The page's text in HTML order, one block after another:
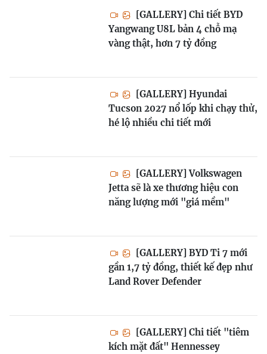
[GALLERY] Chi tiết BYD
Yangwang U8L bản 4 chỗ mạ
vàng thật, hơn 7 tỷ đồng
[GALLERY] Hyundai
Tucson 2027 nổ lốp khi chạy thử,
hé lộ nhiều chi tiết mới
[GALLERY] Volkswagen
Jetta sẽ là xe thương hiệu con
năng lượng mới "giá mềm"
[GALLERY] BYD Ti 7 mới
gần 1,7 tỷ đồng, thiết kế đẹp như
Land Rover Defender
[GALLERY] Chi tiết "tiêm
kích mặt đất" Hennessey